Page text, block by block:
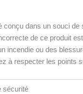
conçu dans un souci de
de ce produit
incendie ou des
à respecter les points
sécurité